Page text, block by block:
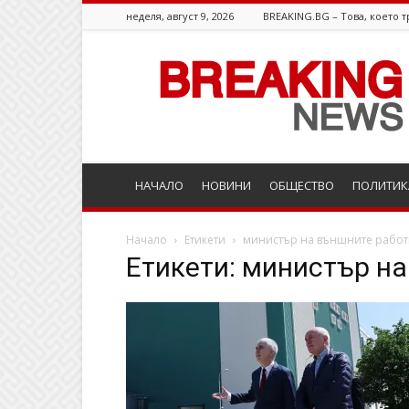
неделя, август 9, 2026 BREAKING.BG – Това, което
Breaking.bg
НАЧАЛО НОВИНИ ОБЩЕСТВО
Начало Етикети министър на външните
Етикети: министър